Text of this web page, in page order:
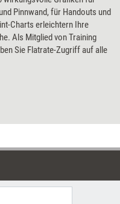
tatsächlich wirksam gestalten
können.
Pinnwand, für Handouts und
Charts erleichtern Ihre
Als Mitglied von Training
Sie Flatrate-Zugriff auf alle